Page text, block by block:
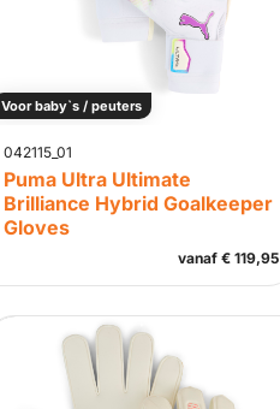
Voor baby`s / peuters
042115_01
Puma Ultra Ultimate
Brilliance Hybrid Goalkeeper
Gloves
vanaf € 119,95